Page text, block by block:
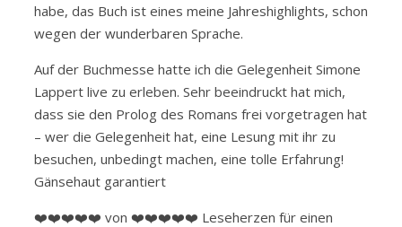
habe, das Buch ist eines meine Jahreshighlights, schon
wegen der wunderbaren Sprache.
Auf der Buchmesse hatte ich die Gelegenheit Simone
Lappert live zu erleben. Sehr beeindruckt hat mich,
dass sie den Prolog des Romans frei vorgetragen hat
– wer die Gelegenheit hat, eine Lesung mit ihr zu
besuchen, unbedingt machen, eine tolle Erfahrung!
Gänsehaut garantiert
❤️❤️❤️❤️❤️ von ❤️❤️❤️❤️❤️ Leseherzen für einen